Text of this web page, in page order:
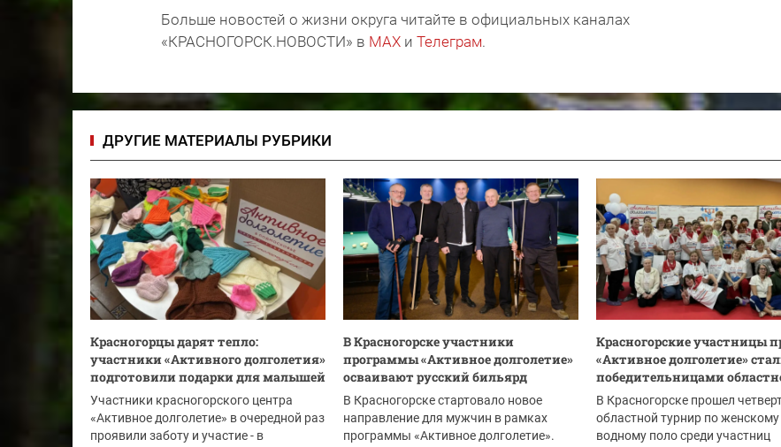
Больше новостей о жизни округа читайте в официальных каналах
«КРАСНОГОРСК.НОВОСТИ» в MAX и Телеграм.
ДРУГИЕ МАТЕРИАЛЫ РУБРИКИ
Красногорцы дарят тепло:
участники «Активного долголетия»
подготовили подарки для малышей
Участники красногорского центра
«Активное долголетие» в очередной раз
проявили заботу и участие - в
В Красногорске участники
программы «Активное долголетие»
осваивают русский бильярд
В Красногорске стартовало новое
направление для мужчин в рамках
программы «Активное долголетие».
Красногорские участницы
«Активное долголетие»
победительницами
В Красногорске прошел
областной турнир по
водному поло среди участниц